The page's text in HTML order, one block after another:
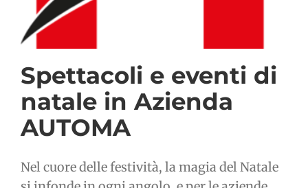
Spettacoli e eventi di
natale in Azienda
AUTOMA
Nel cuore delle festività, la magia del Natale